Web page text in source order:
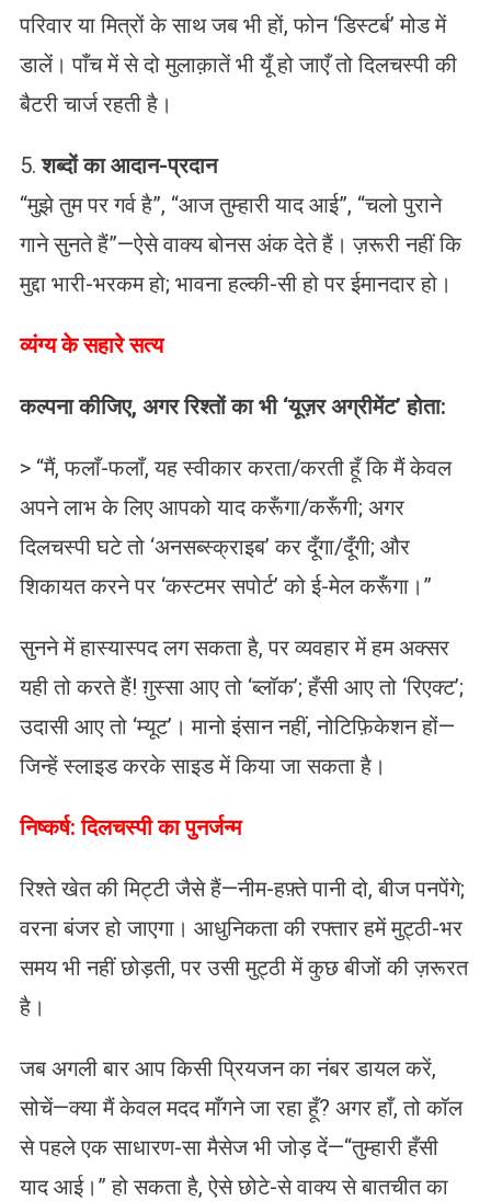
परिवार या मित्रों के साथ जब भी हों, फोन ‘डिस्टर्ब’ मोड में
डालें। पाँच में से दो मुलाक़ातें भी यूँ हो जाएँ तो दिलचस्पी की
बैटरी चार्ज रहती है।
5.शब्दों का आदान-प्रदान
“मुझे तुम पर गर्व है”, “आज तुम्हारी याद आई”, “चलो पुराने
गाने सुनते हैं”—ऐसे वाक्य बोनस अंक देते हैं। ज़रूरी नहीं कि
मुद्दा भारी-भरकम हो; भावना हल्की-सी हो पर ईमानदार हो।
व्यंग्य के सहारे सत्य
कल्पना कीजिए, अगर रिश्तों का भी ‘यूज़र अग्रीमेंट’ होता:
> “मैं, फलाँ-फलाँ, यह स्वीकार करता/करती हूँ कि मैं केवल
अपने लाभ के लिए आपको याद करूँगा/करूँगी; अगर
दिलचस्पी घटे तो ‘अनसब्स्क्राइब’ कर दूँगा/दूँगी; और
शिकायत करने पर ‘कस्टमर सपोर्ट’ को ई-मेल करूँगा।”
सुनने में हास्यास्पद लग सकता है, पर व्यवहार में हम अक्सर
यही तो करते हैं! ग़ुस्सा आए तो ‘ब्लॉक’; हँसी आए तो ‘रिएक्ट’;
उदासी आए तो ‘म्यूट’। मानो इंसान नहीं, नोटिफ़िकेशन हों—
जिन्हें स्लाइड करके साइड में किया जा सकता है।
निष्कर्ष: दिलचस्पी का पुनर्जन्म
रिश्ते खेत की मिट्टी जैसे हैं—नीम-हफ़्ते पानी दो, बीज पनपेंगे;
वरना बंजर हो जाएगा। आधुनिकता की रफ्तार हमें मुट्ठी-भर
समय भी नहीं छोड़ती, पर उसी मुट्ठी में कुछ बीजों की ज़रूरत
है।
जब अगली बार आप किसी प्रियजन का नंबर डायल करें,
सोचें—क्या मैं केवल मदद माँगने जा रहा हूँ? अगर हाँ, तो कॉल
से पहले एक साधारण-सा मैसेज भी जोड़ दें—“तुम्हारी हँसी
याद आई।” हो सकता है, ऐसे छोटे-से वाक्य से बातचीत का